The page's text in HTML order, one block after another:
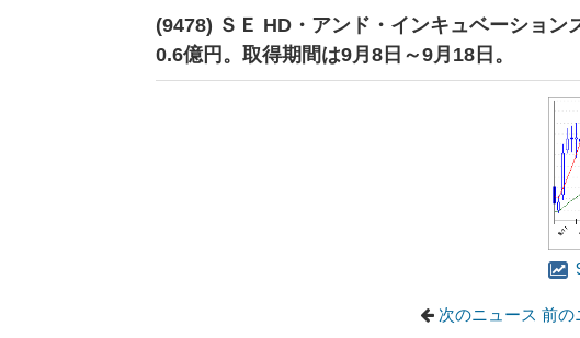
(9478) ＳＥ HD・アンド・インキュベーション
0.6億円。取得期間は9月8日～9月18日。
次のニュース 前の